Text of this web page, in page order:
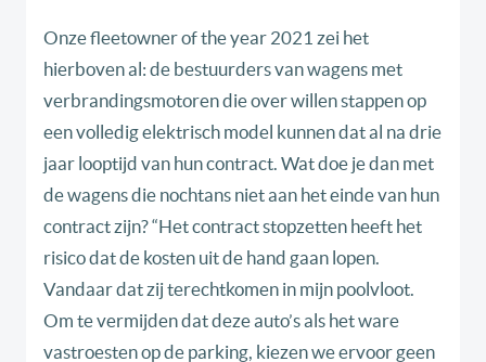
Onze fleetowner of the year 2021 zei het
hierboven al: de bestuurders van wagens met
verbrandingsmotoren die over willen stappen op
een volledig elektrisch model kunnen dat al na drie
jaar looptijd van hun contract. Wat doe je dan met
de wagens die nochtans niet aan het einde van hun
contract zijn? “Het contract stopzetten heeft het
risico dat de kosten uit de hand gaan lopen.
Vandaar dat zij terechtkomen in mijn poolvloot.
Om te vermijden dat deze auto’s als het ware
vastroesten op de parking, kiezen we ervoor geen